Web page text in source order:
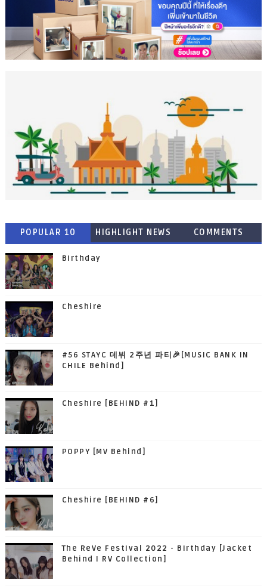
POPULAR 10 HIGHLIGHT NEWS COMMENTS
Birthday
Cheshire
#56 STAYC 데뷔 2주년 파티🎉[MUSIC BANK IN
CHILE Behind]
Cheshire [BEHIND #1]
POPPY [MV Behind]
Cheshire [BEHIND #6]
The ReVe Festival 2022 - Birthday [Jacket
Behind I RV Collection]